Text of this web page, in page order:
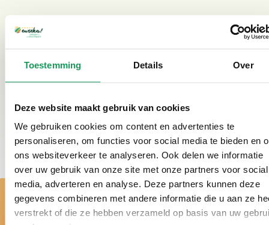
Toestemming Details Over
Deze website maakt gebruik van cookies
We gebruiken cookies om content en advertenties te
personaliseren, om functies voor social media te bieden en
ons websiteverkeer te analyseren. Ook delen we informatie
over uw gebruik van onze site met onze partners voor social
media, adverteren en analyse. Deze partners kunnen deze
gegevens combineren met andere informatie die u aan ze
verstrekt of die ze hebben verzameld op basis van uw